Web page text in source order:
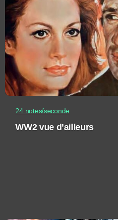
24 notes/seconde
WW2 vue d’ailleurs